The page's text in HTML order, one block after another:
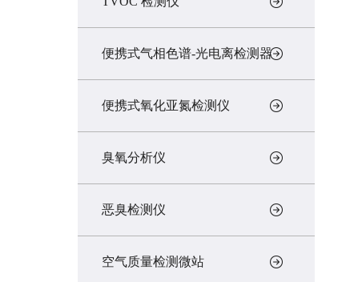
便携式气相色谱-光电离检测器
便携式氧化亚氮检测仪
臭氧分析仪
恶臭检测仪
空气质量检测微站